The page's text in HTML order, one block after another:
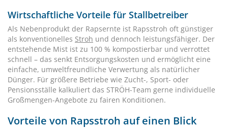
Wirtschaftliche Vorteile für Stallbetreiber
Als Nebenprodukt der Rapsernte ist Rapsstroh oft günstiger
als konventionelles Stroh und dennoch leistungsfähiger. Der
entstehende Mist ist zu 100 % kompostierbar und verrottet
schnell – das senkt Entsorgungskosten und ermöglicht eine
einfache, umweltfreundliche Verwertung als natürlicher
Dünger. Für größere Betriebe wie Zucht-, Sport- oder
Pensionsställe kalkuliert das STRÖH-Team gerne individuelle
Großmengen-Angebote zu fairen Konditionen.
Vorteile von Rapsstroh auf einen Blick